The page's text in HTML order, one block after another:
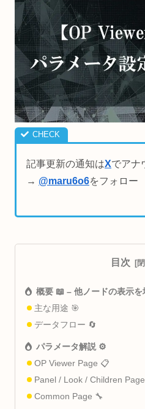
記事更新の通知はX
→ @maru6o6をフォロー
目次
概要 📖 – 他ノードの表示を
主な用途 🎯
データフロー 🔄
パラメータ解説 ⚙️
OP Viewer Page 📋
Panel / Look / Children
Common Page 🔧